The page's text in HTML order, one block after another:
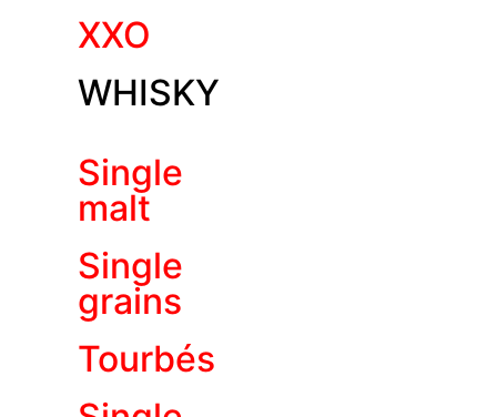
XXO
WHISKY
Single
malt
Single
grains
Tourbés